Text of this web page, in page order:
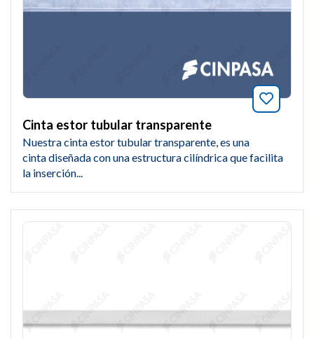
Añade
Cinta estor tubular transparente
Nuestra cinta estor tubular transparente, es una
cinta diseñada con una estructura cilíndrica que facilita
la inserción...